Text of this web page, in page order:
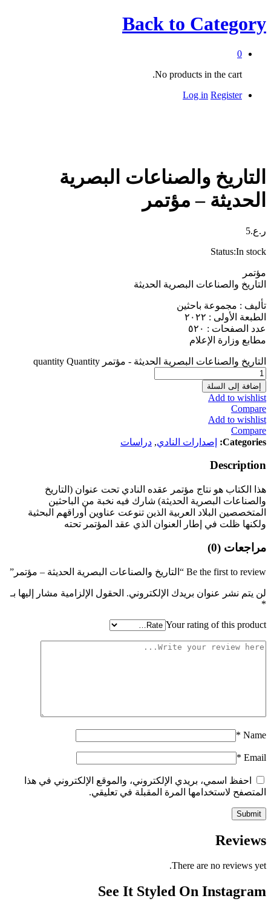
Back to Category
0
No products in the cart.
Log in Register
التاريخ والصناعات البصرية
الحديثة – مؤتمر
ر.ع.5
Status:In stock
مؤتمر
التاريخ والصناعات البصرية الحديثة
تأليف : مجموعة باحثين
الطبعة الأولى : ٢٠٢٢
عدد الصفحات : ٥٢٠
مطابع وزارة الإعلام
التاريخ والصناعات البصرية الحديثة - مؤتمر quantity Quantity
إضافة إلى السلة
Add to wishlist
Compare
Add to wishlist
Compare
Categories:
إصدارات النادي, دراسات
Description
هذا الكتاب هو نتاج مؤتمر عقده النادي تحت عنوان (التاريخ
والصناعات البصرية الحديثة) شارك فيه نخبة من الباحثين
المتخصصين البلاد العربية الذين تنوعت عناوين أوراقهم البحثية
ولكنها ظلت في إطار العنوان الذي عقد المؤتمر تحته
مراجعات (0)
Be the first to review “التاريخ والصناعات البصرية الحديثة – مؤتمر”
لن يتم نشر عنوان بريدك الإلكتروني. الحقول الإلزامية مشار إليها بـ
*
Your rating of this product
Name
*
Email
*
احفظ اسمي، بريدي الإلكتروني، والموقع الإلكتروني في هذا
المتصفح لاستخدامها المرة المقبلة في تعليقي.
Reviews
There are no reviews yet.
See It Styled On Instagram